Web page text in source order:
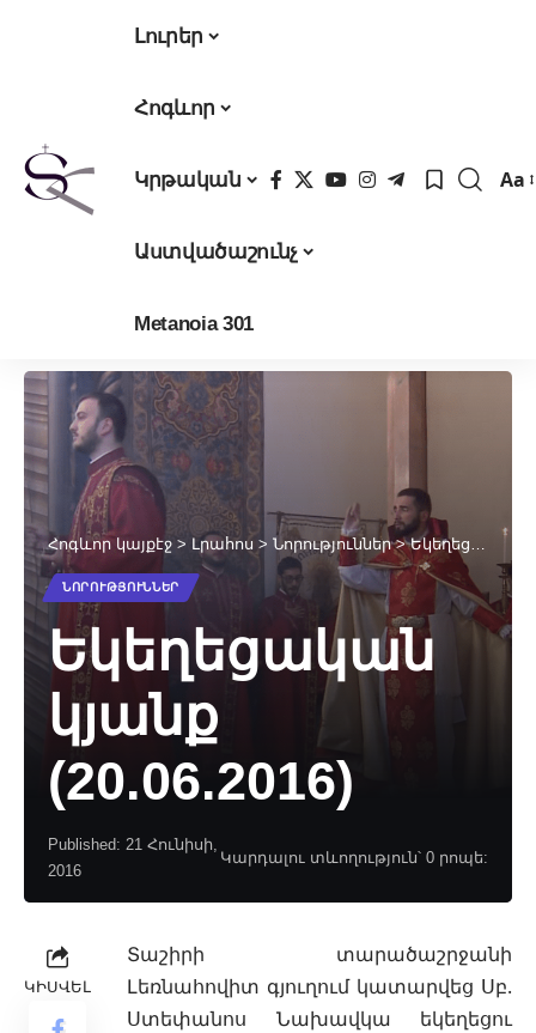
Լուրեր
Հոգևոր
Կրթական
Աստվածաշունչ
Metanoia 301
Aa
Հոգևոր կայքէջ > Լրահոս > Նորություններ>Եկեղեցական կյանք (20.06.2016)
ՆՈՐՈՒԹՅՈՒՆՆԵՐ
Եկեղեցական
կյանք
(20.06.2016)
Published: 21 Հունիսի,
2016
Կարդալու տևողություն՝ 0 րոպե:
ԿԻՍՎԵԼ
Տաշիրի տարածաշրջանի
Լեռնահովիտ գյուղում կատարվեց Սբ.
Ստեփանոս Նախավկա եկեղեցու